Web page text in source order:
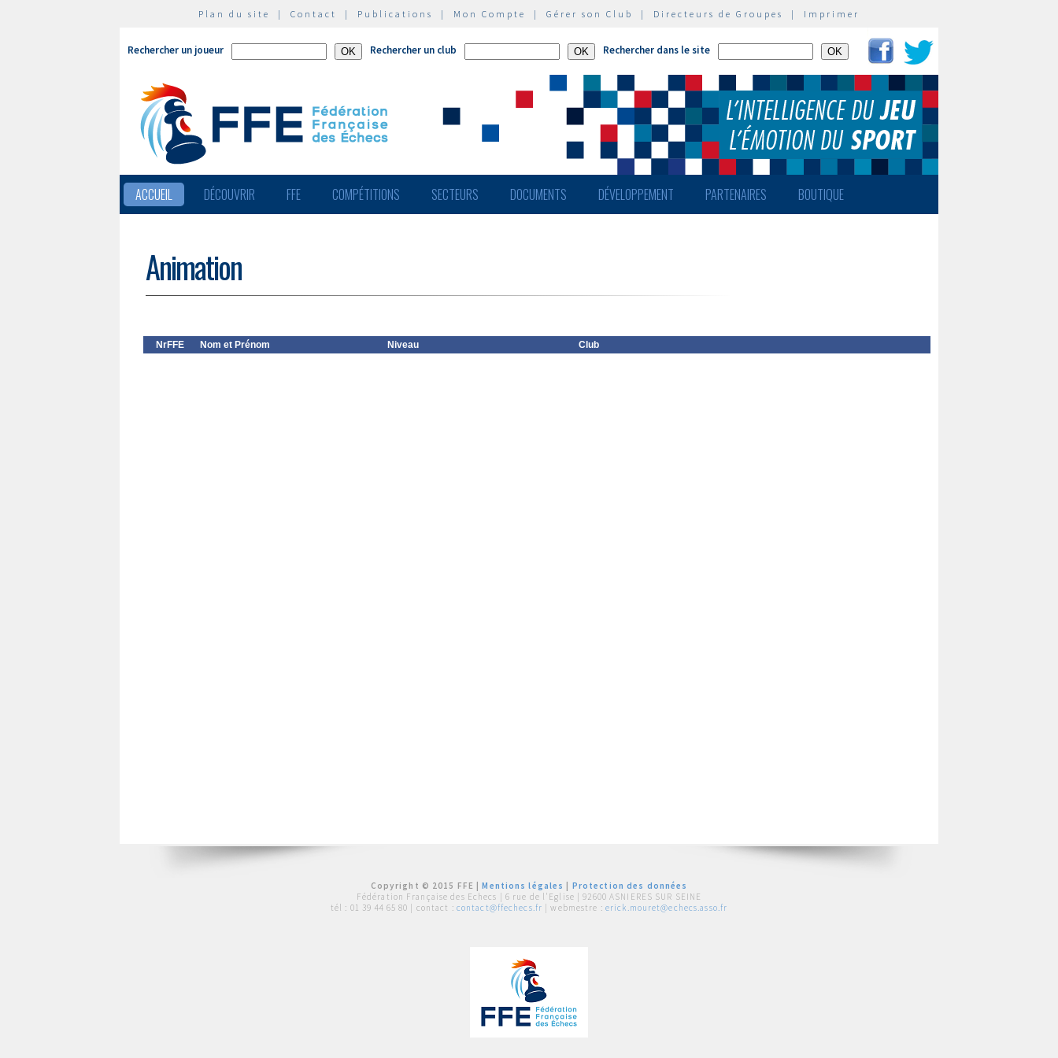
Plan du site | Contact | Publications | Mon Compte | Gérer son Club | Directeurs de Groupes | Imprimer
Rechercher un joueur Rechercher un club Rechercher dans le site
ACCUEIL DÉCOUVRIR FFE COMPÉTITIONS SECTEURS DOCUMENTS DÉVELOPPEMENT PARTENAIRES BOUTIQUE
Animation
NrFFE Nom et Prénom Niveau Club
Copyright © 2015 FFE |Mentions légales
Protection des données
Fédération Française des Echecs | 6 rue de l'Eglise | 92600 ASNIERES SUR SEINE
tél : 01 39 44 65 80 | contact : contact@ffechecs.fr | webmestre : erick.mouret@echecs.asso.fr